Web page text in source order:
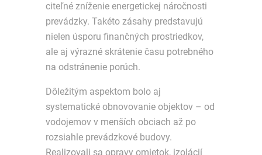
citeľné zníženie energetickej náročnosti
prevádzky. Takéto zásahy predstavujú
nielen úsporu finančných prostriedkov,
ale aj výrazné skrátenie času potrebného
na odstránenie porúch.
Dôležitým aspektom bolo aj
systematické obnovovanie objektov – od
vodojemov v menších obciach až po
rozsiahle prevádzkové budovy.
Realizovali sa opravy omietok, izolácií